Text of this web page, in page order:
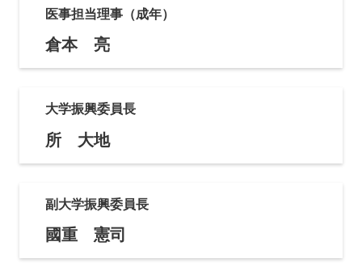
医事担当理事（成年）
倉本 亮
大学振興委員長
所 大地
副大学振興委員長
國重 憲司